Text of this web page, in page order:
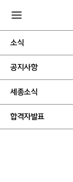
소식
공지사항
세종소식
합격자발표